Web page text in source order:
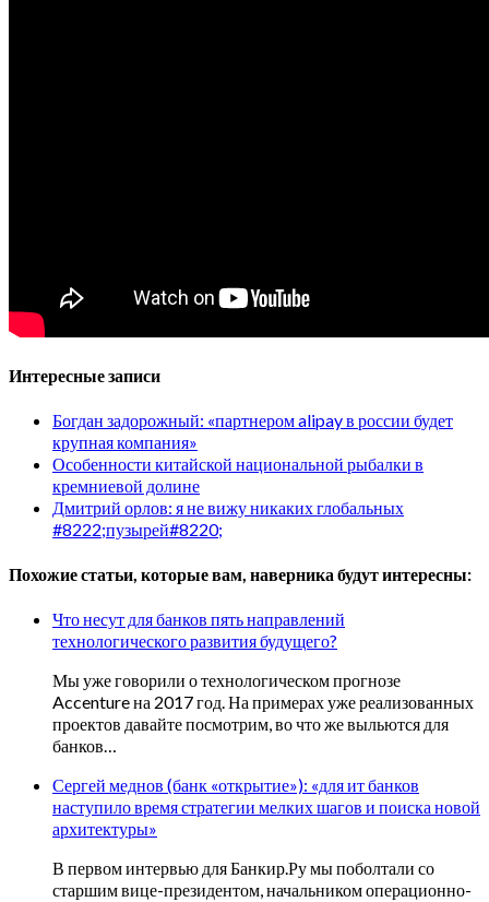
Интересные записи
Богдан задорожный: «партнером alipay в россии будет
крупная компания»
Особенности китайской национальной рыбалки в
кремниевой долине
Дмитрий орлов: я не вижу никаких глобальных
#8222;пузырей#8220;
Похожие статьи, которые вам, наверника будут интересны:
Что несут для банков пять направлений
технологического развития будущего?
Мы уже говорили о технологическом прогнозе
Accenture на 2017 год. На примерах уже реализованных
проектов давайте посмотрим, во что же выльются для
банков…
Сергей меднов (банк «открытие»): «для ит банков
наступило время стратегии мелких шагов и поиска новой
архитектуры»
В первом интервью для Банкир.Ру мы поболтали со
старшим вице-президентом, начальником операционно-